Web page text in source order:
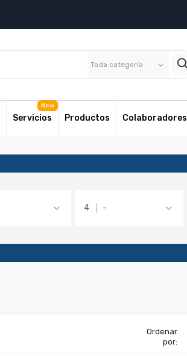
Toda categoría keyboard_arrow_down
Servicios Productos Colaboradores
-
Ordenar
por: